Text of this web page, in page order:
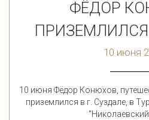
ФЁДОР
10 июня
10 июня Фёдор Конюхов,
приземлился в г. Суздале, в